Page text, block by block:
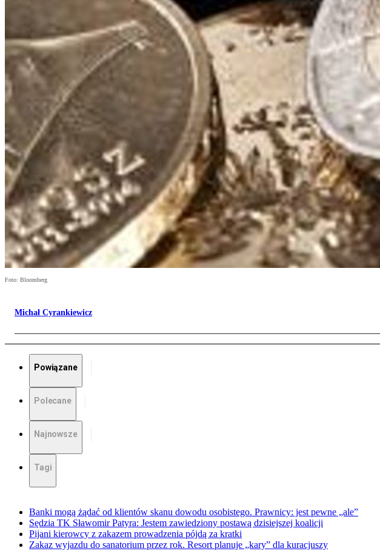
Foto: Bloomberg
Michał Cyrankiewicz
Powiązane
Polecane
Najnowsze
Tagi
Banki mogą żądać od klientów skanu dowodu osobistego. Prawnicy: jest pewne „ale”
Sędzia TK Sławomir Patyra: Jestem zawiedziony postawą dzisiejszej koalicji
Pijani kierowcy z zakazem prowadzenia pójdą za kratki
Zakaz wyjazdu do sanatorium przez rok. Resort planuje „kary” dla kuracjuszy